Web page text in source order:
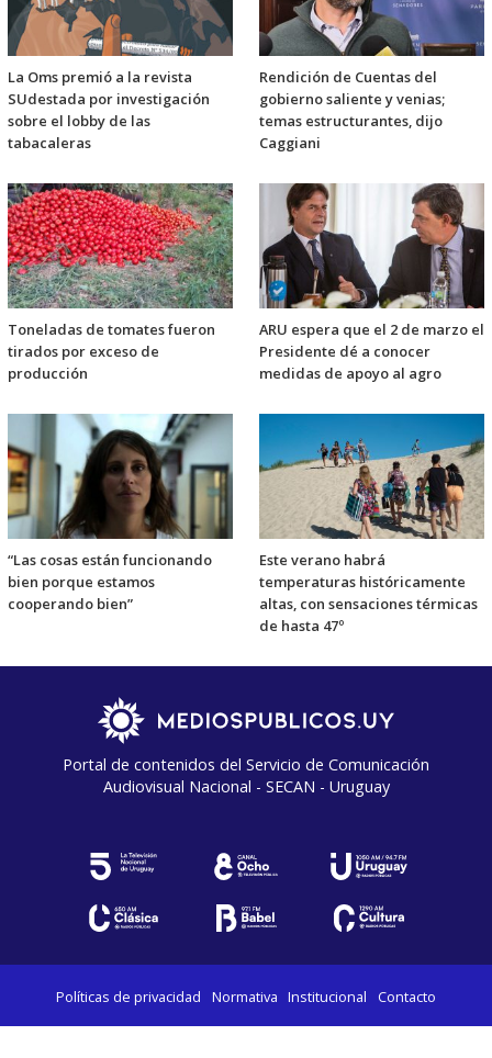
La Oms premió a la revista
SUdestada por investigación
sobre el lobby de las
tabacaleras
Rendición de Cuentas del
gobierno saliente y venias;
temas estructurantes, dijo
Caggiani
Toneladas de tomates fueron
tirados por exceso de
producción
ARU espera que el 2 de marzo el
Presidente dé a conocer
medidas de apoyo al agro
“Las cosas están funcionando
bien porque estamos
cooperando bien”
Este verano habrá
temperaturas históricamente
altas, con sensaciones térmicas
de hasta 47º
Portal de contenidos del Servicio de Comunicación
Audiovisual Nacional - SECAN - Uruguay
Políticas de privacidad Normativa Institucional Contacto